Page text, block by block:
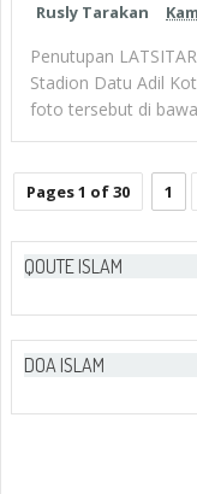
Rusly Tarakan
Penutupan
Stadion Datu Adil
foto tersebut di
Pages 1 of 30 1
QOUTE ISLAM
DOA ISLAM